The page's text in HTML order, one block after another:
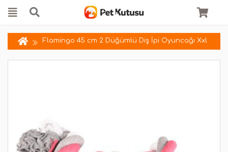
Flamingo 45 cm 2 Düğümlü Diş İpi Oyuncağı Xxl